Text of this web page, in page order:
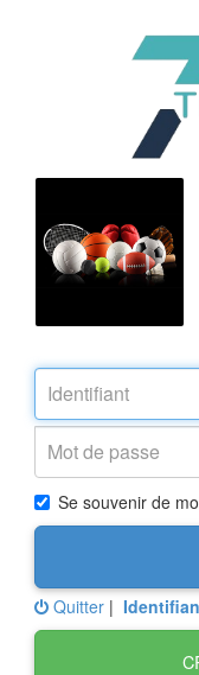
Se souvenir de
Quitter |